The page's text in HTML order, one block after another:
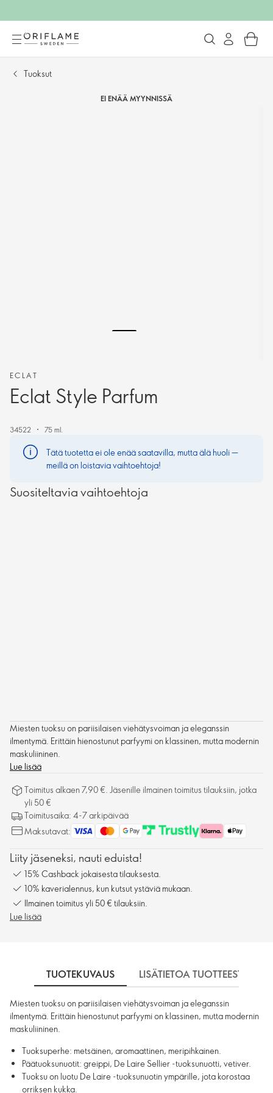
Tuoksut
EI ENÄÄ MYYNNISSÄ
ECLAT
Eclat Style Parfum
34522 75 ml.
Tätä tuotetta ei ole enää saatavilla, mutta älä huoli —
meillä on loistavia vaihtoehtoja!
Suositeltavia vaihtoehtoja
Miesten tuoksu on pariisilaisen viehätysvoiman ja eleganssin
ilmentymä. Erittäin hienostunut parfyymi on klassinen, mutta modernin
maskuliininen.
Lue lisää
Toimitus alkaen 7,90 €. Jäsenille ilmainen toimitus tilauksiin, jotka
yli 50 €
Toimitusaika: 4-7 arkipäivää
Maksutavat:
Liity jäseneksi, nauti eduista!
15% Cashback jokaisesta tilauksesta.
10% kaverialennus, kun kutsut ystäviä mukaan.
Ilmainen toimitus yli 50 € tilauksiin.
Lue lisää
TUOTEKUVAUS LISÄTIETOA TUOTTEESTA
Miesten tuoksu on pariisilaisen viehätysvoiman ja eleganssin
ilmentymä. Erittäin hienostunut parfyymi on klassinen, mutta modernin
maskuliininen.
Tuoksuperhe: metsäinen, aromaattinen, meripihkainen.
Päätuoksunuotit: greippi, De Laire Sellier -tuoksunuotti, vetiver.
Tuoksu on luotu De Laire -tuoksunuotin ympärille, jota korostaa
orriksen kukka.